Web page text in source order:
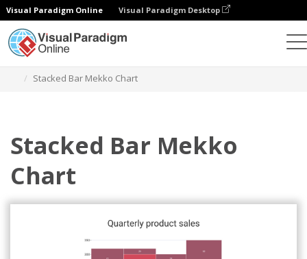
Visual Paradigm Online Visual Paradigm Desktop
Stacked Bar Mekko Chart
Stacked Bar Mekko
Chart